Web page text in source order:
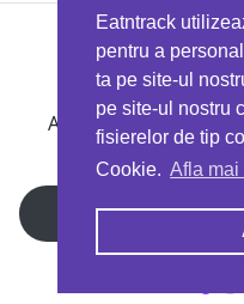
Eatntrack
pentru a
ta pe site-ul
pe site-ul nostru
fisierelor de tip
Cookie. Afla mai
Copyright © 2026 EAT &
Ai 40%reducere la